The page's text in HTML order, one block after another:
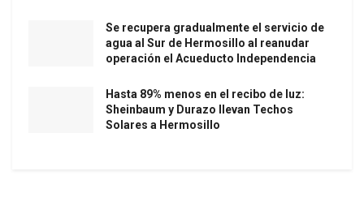
Se recupera gradualmente el servicio de
agua al Sur de Hermosillo al reanudar
operación el Acueducto Independencia
Hasta 89% menos en el recibo de luz:
Sheinbaum y Durazo llevan Techos
Solares a Hermosillo